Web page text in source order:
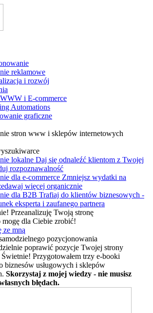
reklamowe
i rozwój
i E-commerce
Automations
graficzne
stron www i sklepów internetowych
lokalne Daj się odnaleźć klientom z Twojej
rozpoznawalność
dla e-commerce Zmniejsz wydatki na
więcej organicznie
dla B2B Trafiaj do klientów biznesowych -
eksperta i zaufanego partnera
Przeanalizuję Twoją stronę
mogę dla Ciebie zrobić!
ze mną
pozycjonowania
poprawić pozycje Twojej strony
Przygotowałem trzy e-booki
biznesów usługowych i sklepów
Skorzystaj z mojej wiedzy - nie musisz
błędach.